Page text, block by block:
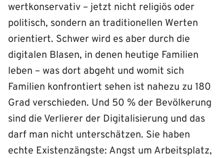
wertkonservativ – jetzt nicht religiös oder
politisch, sondern an traditionellen Werten
orientiert. Schwer wird es aber durch die
digitalen Blasen, in denen heutige Familien
leben – was dort abgeht und womit sich
Familien konfrontiert sehen ist nahezu zu 180
Grad verschieden. Und 50 % der Bevölkerung
sind die Verlierer der Digitalisierung und das
darf man nicht unterschätzen. Sie haben
echte Existenzängste: Angst um Arbeitsplatz,